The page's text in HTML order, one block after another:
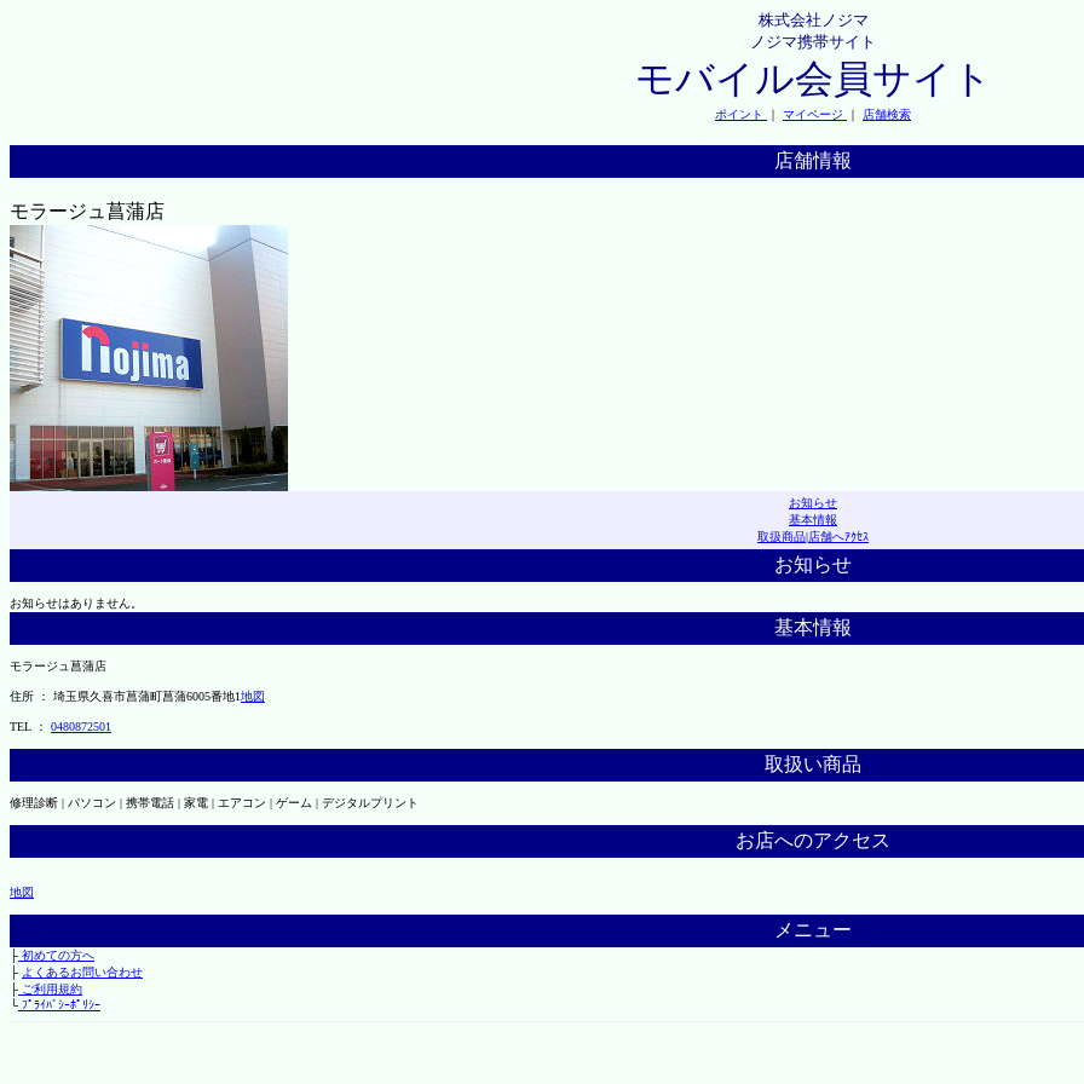
株式会社ノジマ
ノジマ携帯サイト
モバイル会員サイト
ポイント ｜ マイページ ｜ 店舗検索
店舗情報
モラージュ菖蒲店
お知らせ
基本情報
取扱商品|店舗へｱｸｾｽ
お知らせ
お知らせはありません。
基本情報
モラージュ菖蒲店
住所 ： 埼玉県久喜市菖蒲町菖蒲6005番地1地図
TEL ： 0480872501
取扱い商品
修理診断 | パソコン | 携帯電話 | 家電 | エアコン | ゲーム | デジタルプリント
お店へのアクセス
地図
メニュー
├初めての方へ
├ よくあるお問い合わせ
├ご利用規約
└ﾌﾟﾗｲﾊﾞｼｰﾎﾟﾘｼｰ